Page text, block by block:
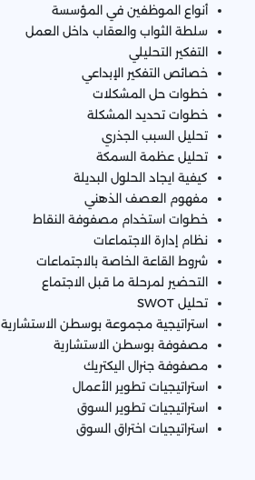
أنواع الموظفين في المؤسسة
سلطة الثواب والعقاب داخل العمل
التفكير التحليلي
خصائص التفكير الإبداعي
خطوات حل المشكلات
خطوات تحديد المشكلة
تحليل السبب الجذري
تحليل عظمة السمكة
كيفية ايجاد الحلول البديلة
مفهوم العصف الذهني
خطوات استخدام مصفوفة النقاط
نظام إدارة الاجتماعات
شروط القاعة الخاصة بالاجتماعات
التحضير لمرحلة ما قبل الاجتماع
تحليل SWOT
استراتيجية مجموعة بوسطن الاستشارية
مصفوفة بوسطن الاستشارية
مصفوفة جنرال اليكتريك
استراتيجيات تطوير الأعمال
استراتيجيات تطوير السوق
استراتيجيات اختراق السوق